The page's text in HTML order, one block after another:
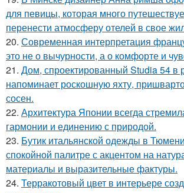
для певицы, которая много
перенести атмосферу отелей в свое
20. Современная интерпретация
это не о вычурности, а о комфорте и
21. Дом, спроектированный Studia 54 в
напоминает роскошную яхту,
сосен.
22. Архитектура Японии всегда
гармонии и единению с природой.
23. Бутик итальянской одежды в
спокойной палитре с акцентом на
материалы и выразительные фактуры.
24. Терракотовый цвет в интерьере